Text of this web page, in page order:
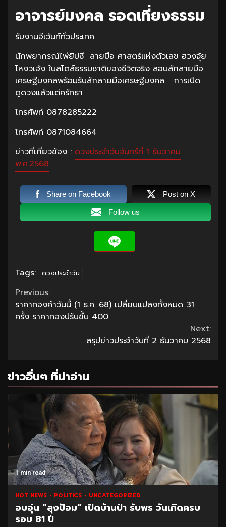
อาจารย์มงคล รอดเที่ยงธรรม
รับงานอีเว้นท์ทั่วประเทศ
นักพยากรณ์ไพ่ยิปซี ลายมือ ศาสตร์แห่งตัวเลข ฮวงจุ้ย
โหงวเฮ้ง ในสไตล์ธรรมชาติของชีวิตจริง สอนสักลายมือ
เศรษฐีมงคลพร้อมรับสักลายมือเศรษฐีมงคล การเปิด
ดูดวงแล้วแต่ศรัทธา
โทรศัพท์ 0878285222
โทรศัพท์ 0871084664
ข่าวที่เกี่ยวข้อง : ดวงประจำวันจันทร์ที่ 1 ธันวาคม
พ.ศ.2568
Share on Facebook Post on X
Follow us
Tags: ดวงประจำวัน
Continue
Reading
Previous:
ราคาทองคำวันนี้ (1 ธ.ค. 68) เปลี่ยนแปลงทั้งหมด 31
ครั้ง ราคาทองปรับขึ้น 400
Next:
สรุปข่าวประจำวันที่ 2 ธันวาคม 2568
ข่าวอื่นๆ ที่น่าอ่าน
1 min read
HOT NEWS POLITICS UNCATEGORIZED
อบอุ่น “ลุงป้อม” เปิดบ้านป่า รับพร วันเกิดครบ
รอบ 81 ปี